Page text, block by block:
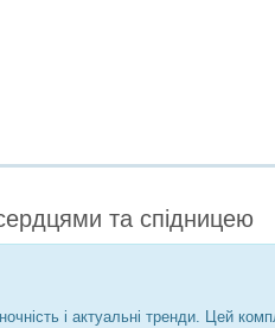
та спідницею
і актуальні тренди. Цей